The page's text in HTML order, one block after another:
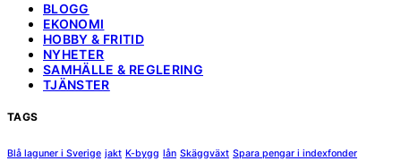
BLOGG
EKONOMI
HOBBY & FRITID
NYHETER
SAMHÄLLE & REGLERING
TJÄNSTER
TAGS
Blå laguner i Sverige jakt K-bygg lån Skäggväxt Spara pengar i indexfonder